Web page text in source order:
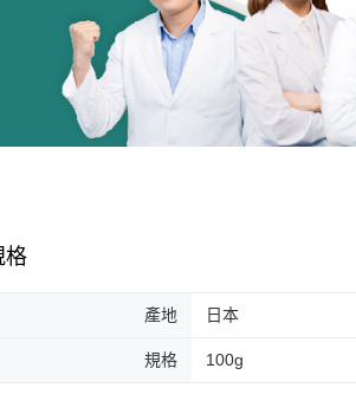
格
產地 日本
規格 100g